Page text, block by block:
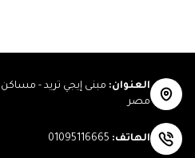
العنوان: مبنى إيجي تريد -
مصر
الهاتف:
01095116665